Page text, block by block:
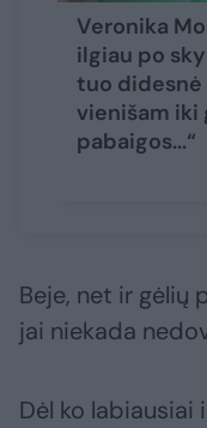
Veronika
ilgiau po
tuo
vienišam iki
pabaigos...“
Beje, net ir gėlių
jai niekada
Dėl ko labiausiai